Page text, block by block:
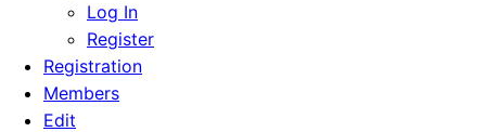
Log In
Register
Registration
Members
Edit